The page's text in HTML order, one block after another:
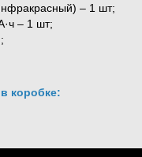
– 1 шт;
– 1 шт;
коробке: